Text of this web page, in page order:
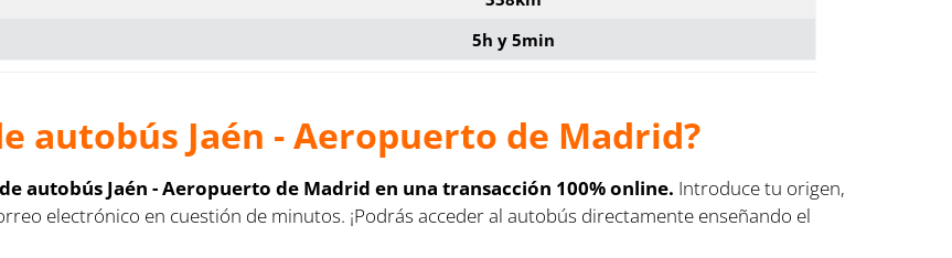
5h y 5min
autobús Jaén - Aeropuerto de Madrid?
autobús Jaén - Aeropuerto de Madrid en una transacción 100% online. Introduce tu origen,
electrónico en cuestión de minutos. ¡Podrás acceder al autobús directamente enseñando el